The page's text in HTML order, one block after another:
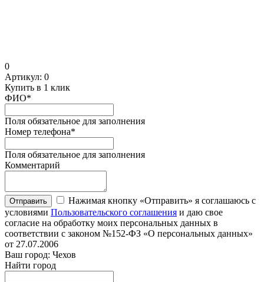
0
Артикул: 0
Купить в 1 клик
ФИО*
Поля обязательное для заполнения
Номер телефона*
Поля обязательное для заполнения
Комментарий
Отправить
Нажимая кнопку «Отправить» я соглашаюсь с
условиями Пользовательского соглашения и даю свое
согласие на обработку моих персональных данных в
соответствии с законом №152-ФЗ «О персональных данных»
от 27.07.2006
Ваш город: Чехов
Найти город